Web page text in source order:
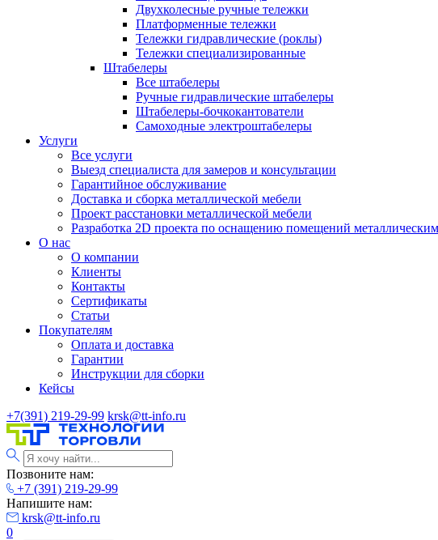
Двухколесные ручные тележки
Платформенные тележки
Тележки гидравлические (роклы)
Тележки специализированные
Штабелеры
Все штабелеры
Ручные гидравлические штабелеры
Штабелеры-бочкокантователи
Самоходные электроштабелеры
Услуги
Все услуги
Выезд специалиста для замеров и консультации
Гарантийное обслуживание
Доставка и сборка металлической мебели
Проект расстановки металлической мебели
Разработка 2D проекта по оснащению помещений
О нас
О компании
Клиенты
Контакты
Сертификаты
Статьи
Покупателям
Оплата и доставка
Гарантии
Инструкции для сборки
Кейсы
+7(391) 219-29-99 krsk@tt-info.ru
Позвоните нам:
+7 (391) 219-29-99
Напишите нам:
krsk@tt-info.ru
0